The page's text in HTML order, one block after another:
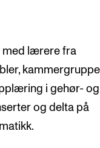
med lærere fra
i gehør-
og delta på